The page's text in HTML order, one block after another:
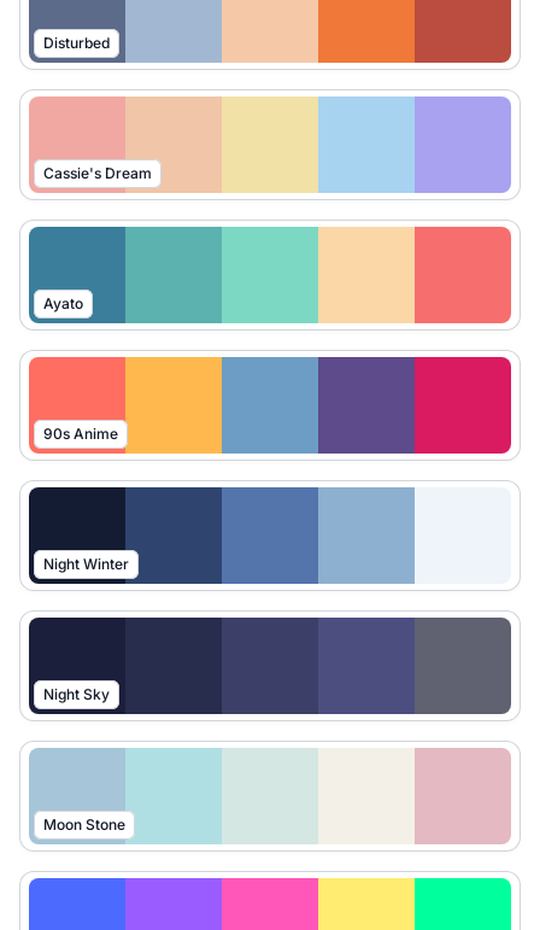
Disturbed
Cassie's Dream
Ayato
90s Anime
Night Winter
Night Sky
Moon Stone